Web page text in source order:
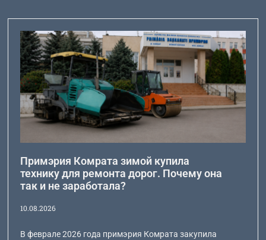
Примэрия Комрата зимой купила
технику для ремонта дорог. Почему она
так и не заработала?
10.08.2026
В феврале 2026 года примэрия Комрата закупила